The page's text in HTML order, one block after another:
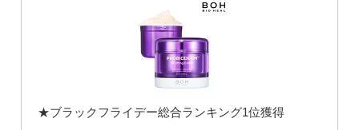
★ブラックフライデー総合ランキング1位獲得